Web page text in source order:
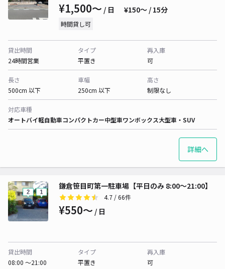
¥1,500〜 / 日 ¥150〜 / 15分
時間貸し可
貸出時間
24時間営業
タイプ
平置き
再入庫
可
長さ
500cm 以下
車幅
250cm 以下
高さ
制限なし
対応車種
オートバイ軽自動車コンパクトカー中型車ワンボックス大型車・SUV
詳細へ
鎌倉笹目町第一駐車場【平日のみ 8:00～21:00】
4.7 / 66件
¥550〜 / 日
貸出時間
08:00 〜21:00
タイプ
平置き
再入庫
可